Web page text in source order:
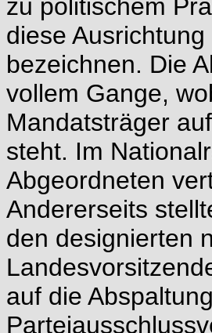
zu politischem
diese
bezeichnen. Die
vollem Gange,
Mandatsträger
steht. Im
Abgeordneten
Andererseits
den designierten
auf die